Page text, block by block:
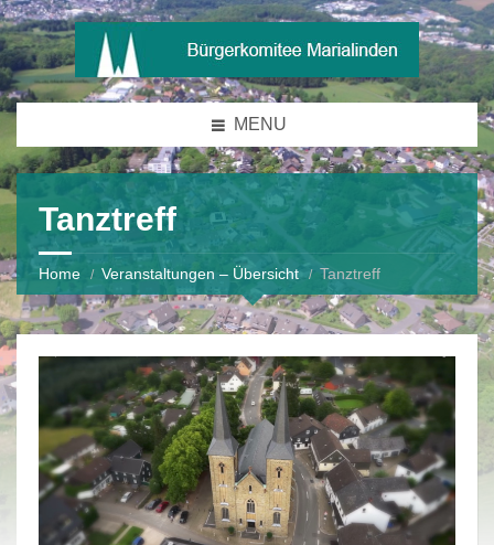
MENU
Tanztreff
Home Veranstaltungen – Übersicht Tanztreff